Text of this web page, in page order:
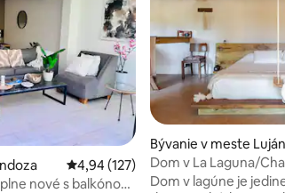
Priemerné ohodnotenie 4,94 z 5,
4,94 (127)
nové s balkónom
Bývanie v meste Luján
yo
Dom v La Laguna/
Dom v lagúne je